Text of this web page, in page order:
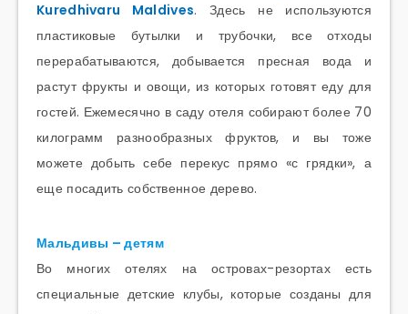
Kuredhivaru Maldives. Здесь не используются
пластиковые бутылки и трубочки, все отходы
перерабатываются, добывается пресная вода и
растут фрукты и овощи, из которых готовят еду для
гостей. Ежемесячно в саду отеля собирают более 70
килограмм разнообразных фруктов, и вы тоже
можете добыть себе перекус прямо «с грядки», а
еще посадить собственное дерево.
Мальдивы – детям
Во многих отелях на островах-резортах есть
специальные детские клубы, которые созданы для